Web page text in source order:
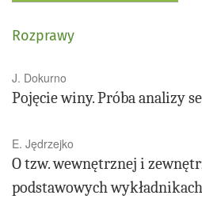
Rozprawy
J. Dokurno
Pojęcie winy. Próba analizy
E. Jędrzejko
O tzw. wewnętrznej i
podstawowych